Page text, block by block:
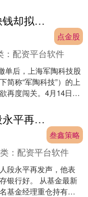
点金股 不缺钱却拟募资补流 军陶科技再闯IPO
点金股
：配资平台软件
单后，上海军陶科技股
简称“军陶科技”）的上
再度闯关。4月14日
叁鑫策略 段永平再发声！坚定看好腾讯！资金涌入港股 多位知名基金经理重仓腾讯
叁鑫策略
：配资平台软件
段永平再发声，他表
银行好。 从基金最新
基金经理重仓持有腾